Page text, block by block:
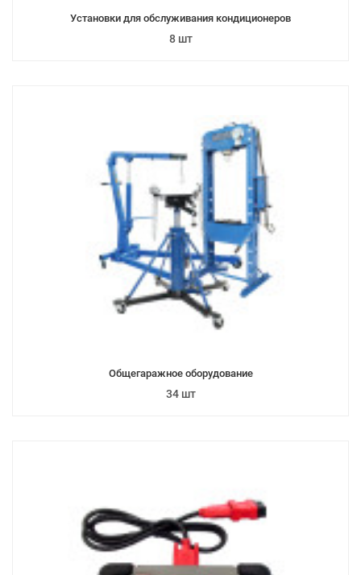
Установки для обслуживания кондиционеров
8 шт
Общегаражное оборудование
34 шт